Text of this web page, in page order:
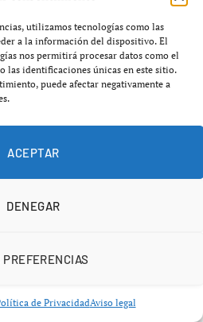
utilizamos tecnologías como las
a la información del dispositivo. El
nos permitirá procesar datos como el
las identificaciones únicas en este sitio.
puede afectar negativamente a
ACEPTAR
DENEGAR
PREFERENCIAS
de PrivacidadAviso legal
golpean de nuevo a
Asunción
la intensidad y los pequeños
tras vencer por6-3 y 7-5